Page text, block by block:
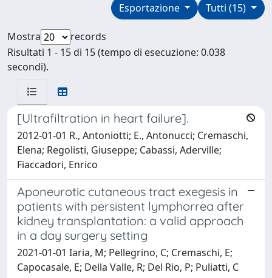
Tutti (15)
Esportazione
Mostra
records
Risultati 1 - 15 di 15 (tempo di esecuzione: 0.038
secondi).
[Ultrafiltration in heart failure].
2012-01-01 R., Antoniotti; E., Antonucci; Cremaschi,
Elena; Regolisti, Giuseppe; Cabassi, Aderville;
Fiaccadori, Enrico
Aponeurotic cutaneous tract exegesis in
patients with persistent lymphorrea after
kidney transplantation: a valid approach
in a day surgery setting
2021-01-01 Iaria, M; Pellegrino, C; Cremaschi, E;
Capocasale, E; Della Valle, R; Del Rio, P; Puliatti, C